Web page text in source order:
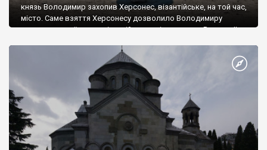
князь Володимир захопив Херсонес, візантійське, на той час,
місто. Саме взяття Херсонесу дозволило Володимиру
диктувати свої умови візантійському імператору Василю ІІ, та
Херсонесі Володимир-язичник, став Василем-християнином.
А потім було Хрещення Русі. На честь Херсонесу Таврійського